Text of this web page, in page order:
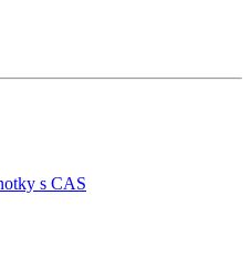
s CAS